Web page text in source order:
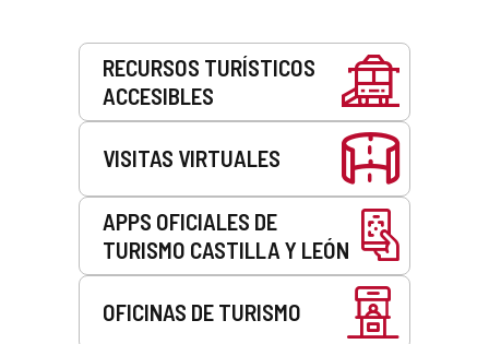
RECURSOS TURÍSTICOS
ACCESIBLES
VISITAS VIRTUALES
APPS OFICIALES DE
TURISMO CASTILLA Y LEÓN
OFICINAS DE TURISMO